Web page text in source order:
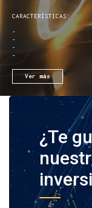
CARACTERÍSTICAS:
-
-
-
-
Ver más
¿Te